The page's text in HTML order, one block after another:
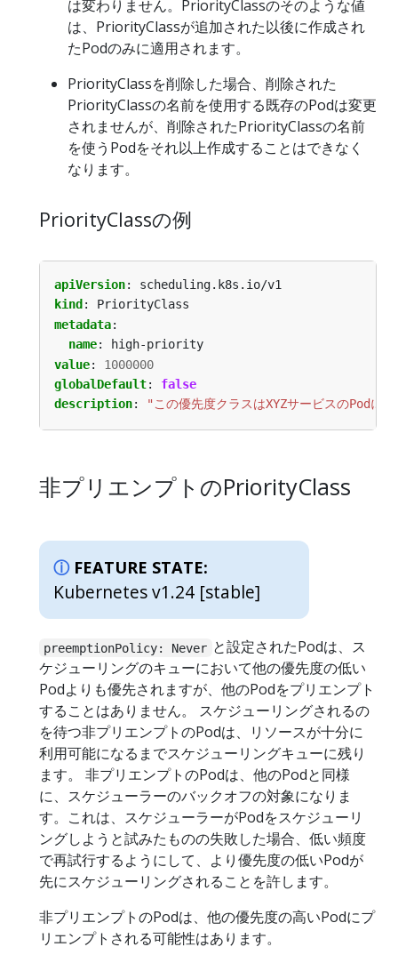
は変わりません。PriorityClassのそのような値
は、PriorityClassが追加された以後に作成され
たPodのみに適用されます。
PriorityClassを削除した場合、削除された
PriorityClassの名前を使用する既存のPodは変更
されませんが、削除されたPriorityClassの名前
を使うPodをそれ以上作成することはできなく
なります。
PriorityClassの例
apiVersion:
scheduling.k8s.io/v1
kind :
PriorityClass
metadata:
name:
high-priority
value:
1000000
globalDefault:
false
description: "この優先度クラスはXYZサービスのPodに
非プリエンプトのPriorityClass
FEATURE STATE:
Kubernetes v1.24 [stable]
preemptionPolicy: Never と設定されたPodは、ス
ケジューリングのキューにおいて他の優先度の低い
Podよりも優先されますが、他のPodをプリエンプト
することはありません。 スケジューリングされるの
を待つ非プリエンプトのPodは、リソースが十分に
利用可能になるまでスケジューリングキューに残り
ます。 非プリエンプトのPodは、他のPodと同様
に、スケジューラーのバックオフの対象になりま
す。これは、スケジューラーがPodをスケジューリ
ングしようと試みたものの失敗した場合、低い頻度
で再試行するようにして、より優先度の低いPodが
先にスケジューリングされることを許します。
非プリエンプトのPodは、他の優先度の高いPodにプ
リエンプトされる可能性はあります。